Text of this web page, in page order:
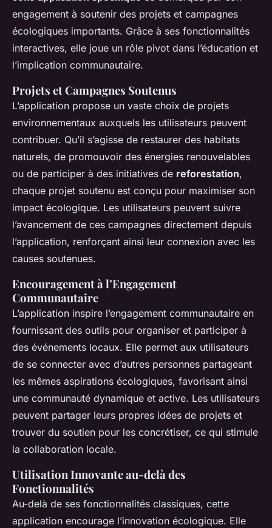
engagement à soutenir des projets et campagnes
écologiques importants. Grâce à ses fonctionnalités
interactives, elle joue un rôle pivot dans l’éducation et
l’implication communautaire.
Projets et Campagnes Soutenus
L’application propose un vaste choix de projets
environnementaux auxquels les utilisateurs peuvent
contribuer. Qu’il s’agisse de restaurer des habitats
naturels, de promouvoir des énergies renouvelables
ou de participer à des initiatives de reforestation,
chaque projet soutenu est conçu pour maximiser son
impact écologique. Les utilisateurs peuvent suivre
l’avancement de ces campagnes directement depuis
l’application, renforçant ainsi leur connexion avec les
causes soutenues.
Encouragement à l’Engagement
Communautaire
L’application inspire l’engagement communautaire en
fournissant des outils pour organiser et participer à
des événements locaux. Elle permet aux utilisateurs
de se connecter avec d’autres personnes partageant
les mêmes aspirations écologiques, favorisant ainsi
une communauté dynamique et active. Les utilisateurs
peuvent partager leurs propres idées de projets et
trouver du soutien pour les concrétiser, ce qui stimule
la collaboration locale.
Utilisation Innovante au-delà des
Fonctionnalités
Au-delà de ses fonctionnalités classiques, cette
application encourage l’innovation écologique. Elle